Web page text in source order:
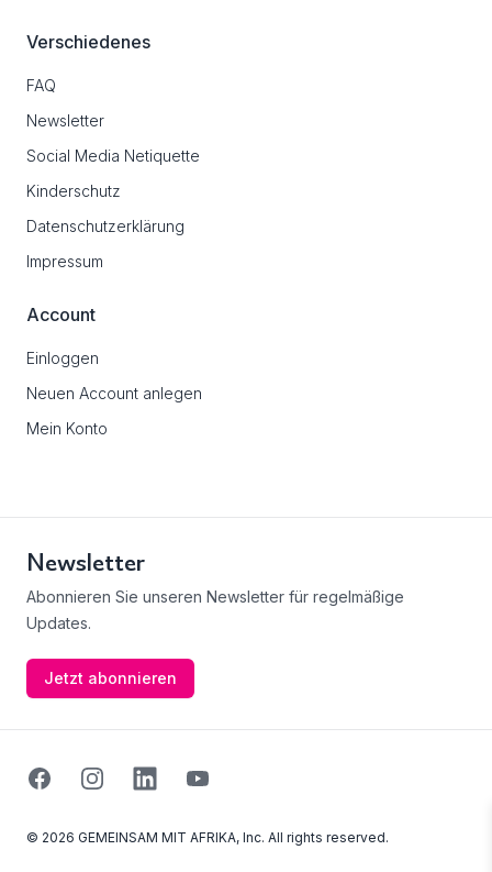
Verschiedenes
FAQ
Newsletter
Social Media Netiquette
Kinderschutz
Datenschutzerklärung
Impressum
Account
Einloggen
Neuen Account anlegen
Mein Konto
Newsletter
Abonnieren Sie unseren Newsletter für regelmäßige
Updates.
Jetzt abonnieren
FacebookInstagramLinkedinYoutube
© 2026 GEMEINSAM MIT AFRIKA, Inc. All rights reserved.